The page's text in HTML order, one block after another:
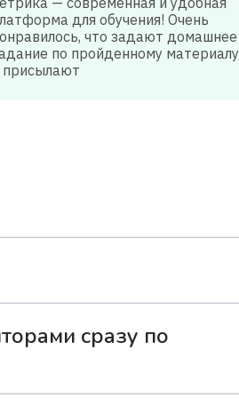
для обучения! Очень
что задают домашнее
по пройденному материалу
присылают
сразу по